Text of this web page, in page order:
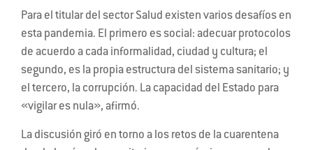
Para el titular del sector Salud existen varios desafíos en
esta pandemia. El primero es social: adecuar protocolos
de acuerdo a cada informalidad, ciudad y cultura; el
segundo, es la propia estructura del sistema sanitario; y
el tercero, la corrupción. La capacidad del Estado para
«vigilar es nula», afirmó.
La discusión giró en torno a los retos de la cuarentena